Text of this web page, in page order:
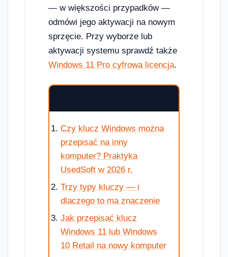
— w większości przypadków —
odmówi jego aktywacji na nowym
sprzęcie. Przy wyborze lub
aktywacji systemu sprawdź także
Windows 11 Pro cyfrowa licencja.
Czy klucz Windows można
przepisać na inny
komputer? Praktyka
UsedSoft w 2026 r.
Trzy typy kluczy — i
dlaczego to ma znaczenie
Jak przepisać klucz
Windows 11 lub Windows
10 Retail na nowy komputer